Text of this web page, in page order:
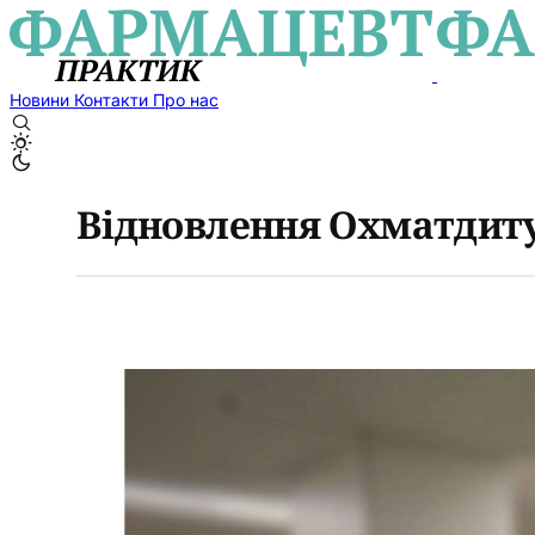
Новини Контакти Про нас
Відновлення